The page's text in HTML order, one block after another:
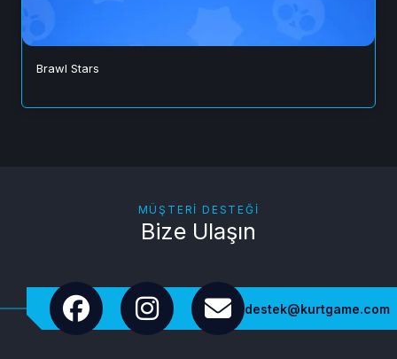
Brawl Stars
MÜŞTERI DESTEĞI
Bize Ulaşın
destek@kurtgame.com